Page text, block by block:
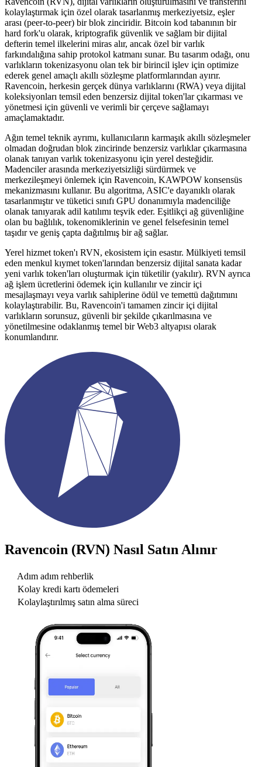
kolaylaştırmak için özel olarak tasarlanmış merkeziyetsiz, eşler
arası (peer-to-peer) bir blok zinciridir. Bitcoin kod tabanının bir
hard fork'u olarak, kriptografik güvenlik ve sağlam bir dijital
defterin temel ilkelerini miras alır, ancak özel bir varlık
farkındalığına sahip protokol katmanı sunar. Bu tasarım odağı, onu
varlıkların tokenizasyonu olan tek bir birincil işlev için optimize
ederek genel amaçlı akıllı sözleşme platformlarından ayırır.
Ravencoin, herkesin gerçek dünya varlıklarını (RWA) veya dijital
koleksiyonları temsil eden benzersiz dijital token'lar çıkarması ve
yönetmesi için güvenli ve verimli bir çerçeve sağlamayı
amaçlamaktadır.
Ağın temel teknik ayrımı, kullanıcıların karmaşık akıllı sözleşmeler
olmadan doğrudan blok zincirinde benzersiz varlıklar çıkarmasına
olanak tanıyan varlık tokenizasyonu için yerel desteğidir.
Madenciler arasında merkeziyetsizliği sürdürmek ve
merkezileşmeyi önlemek için Ravencoin, KAWPOW konsensüs
mekanizmasını kullanır. Bu algoritma, ASIC'e dayanıklı olarak
tasarlanmıştır ve tüketici sınıfı GPU donanımıyla madenciliğe
olanak tanıyarak adil katılımı teşvik eder. Eşitlikçi ağ güvenliğine
olan bu bağlılık, tokenomiklerinin ve genel felsefesinin temel
taşıdır ve geniş çapta dağıtılmış bir ağ sağlar.
Yerel hizmet token'ı RVN, ekosistem için esastır. Mülkiyeti temsil
eden menkul kıymet token'larından benzersiz dijital sanata kadar
yeni varlık token'ları oluşturmak için tüketilir (yakılır). RVN ayrıca
ağ işlem ücretlerini ödemek için kullanılır ve zincir içi
mesajlaşmayı veya varlık sahiplerine ödül ve temettü dağıtımını
kolaylaştırabilir. Bu, Ravencoin'i tamamen zincir içi dijital
varlıkların sorunsuz, güvenli bir şekilde çıkarılmasına ve
yönetilmesine odaklanmış temel bir Web3 altyapısı olarak
konumlandırır.
Ravencoin (RVN) Nasıl Satın Alınır
Adım adım rehberlik
Kolay kredi kartı ödemeleri
Kolaylaştırılmış satın alma süreci